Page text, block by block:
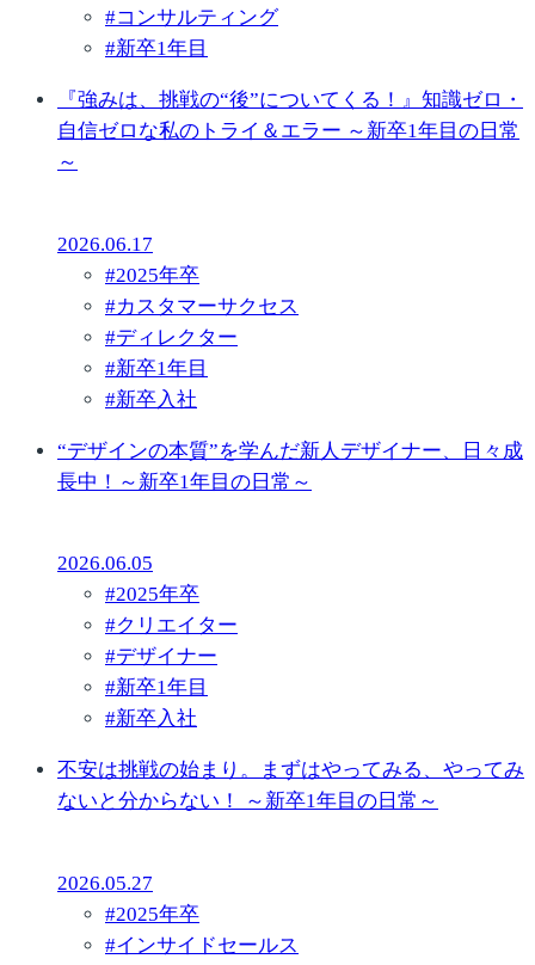
#コンサルティング
#新卒1年目
『強みは、挑戦の“後”についてくる！』知識ゼロ・
自信ゼロな私のトライ＆エラー ～新卒1年目の日常
～
2026.06.17
#2025年卒
#カスタマーサクセス
#ディレクター
#新卒1年目
#新卒入社
“デザインの本質”を学んだ新人デザイナー、日々成
長中！～新卒1年目の日常～
2026.06.05
#2025年卒
#クリエイター
#デザイナー
#新卒1年目
#新卒入社
不安は挑戦の始まり。まずはやってみる、やってみ
ないと分からない！ ～新卒1年目の日常～
2026.05.27
#2025年卒
#インサイドセールス